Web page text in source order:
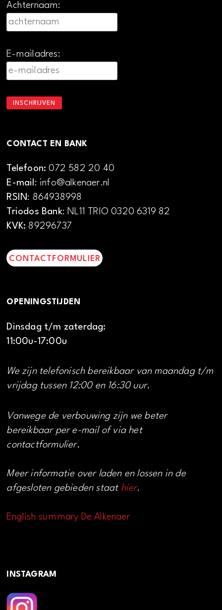
Achternaam:
E-mailadres:
CONTACT EN BANK
Telefoon:072 582 20 40
E-mail: info@alkenaer.nl
RSIN: 864938998
Triodos Bank: NL11 TRIO 0320 6319 82
KVK: 89296737
CONTACTFORMULIER
OPENINGSTIJDEN
Dinsdag t/m zaterdag:
11:00u-17:00u
We zijn telefonisch bereikbaar van maandag t/m
vrijdag tussen 12:00 en 16:30 uur.
Vanwege de verbouwing zijn we beter
bereikbaar per e-mail of via het
contactformulier.
Meer informatie over laden en lossen in de
afgesloten gebieden staat hier.
English summary De Alkenaer
INSTAGRAM